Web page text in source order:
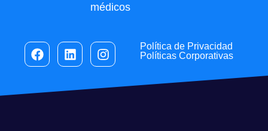
médicos
Política de Privacidad
Políticas Corporativas